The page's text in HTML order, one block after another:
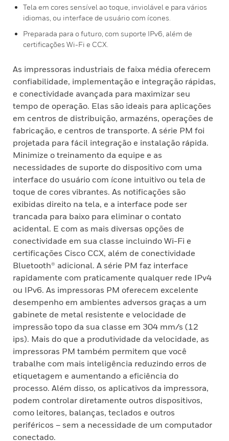
Tela em cores sensível ao toque, inviolável e para vários
idiomas, ou interface de usuário com ícones.
Preparada para o futuro, com suporte IPv6, além de
certificações Wi-Fi e CCX.
As impressoras industriais de faixa média oferecem
confiabilidade, implementação e integração rápidas,
e conectividade avançada para maximizar seu
tempo de operação. Elas são ideais para aplicações
em centros de distribuição, armazéns, operações de
fabricação, e centros de transporte. A série PM foi
projetada para fácil integração e instalação rápida.
Minimize o treinamento da equipe e as
necessidades de suporte do dispositivo com uma
interface do usuário com ícone intuitivo ou tela de
toque de cores vibrantes. As notificações são
exibidas direito na tela, e a interface pode ser
trancada para baixo para eliminar o contato
acidental. E com as mais diversas opções de
conectividade em sua classe incluindo Wi-Fi e
certificações Cisco CCX, além de conectividade
Bluetooth® adicional. A série PM faz interface
rapidamente com praticamente qualquer rede IPv4
ou IPv6. As impressoras PM oferecem excelente
desempenho em ambientes adversos graças a um
gabinete de metal resistente e velocidade de
impressão topo da sua classe em 304 mm/s (12
ips). Mais do que a produtividade da velocidade, as
impressoras PM também permitem que você
trabalhe com mais inteligência reduzindo erros de
etiquetagem e aumentando a eficiência do
processo. Além disso, os aplicativos da impressora,
podem controlar diretamente outros dispositivos,
como leitores, balanças, teclados e outros
periféricos – sem a necessidade de um computador
conectado.